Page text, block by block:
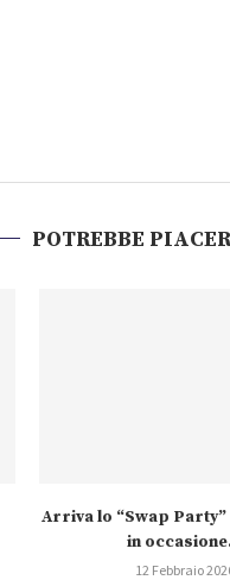
POTREBBE
Arriva lo “Swap
in
12 Febbraio